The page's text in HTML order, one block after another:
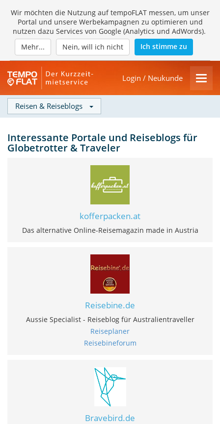
Wir möchten die Nutzung auf tempoFLAT messen, um unser
Portal und unsere Werbekampagnen zu optimieren und
nutzen dazu Services von Google (Analytics und AdWords).
Mehr...
Nein, will ich nicht Ich stimme zu
Login / Neukunde
Reisen & Reiseblogs
Interessante Portale und Reiseblogs für
Globetrotter & Traveler
kofferpacken.at
Das alternative Online-Reisemagazin made in Austria
Reisebine.de
Aussie Specialist - Reiseblog für Australientraveller
Reiseplaner
Reisebineforum
Bravebird.de